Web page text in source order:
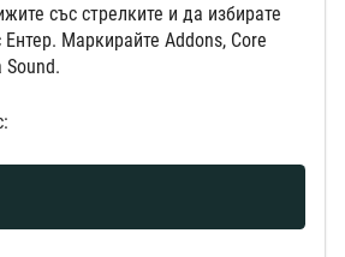
със стрелките и да избирате
Маркирайте Addons, Core
Sound.